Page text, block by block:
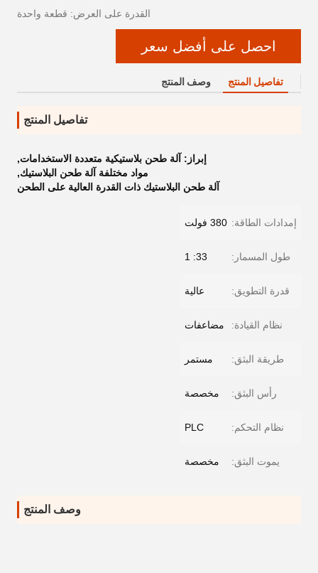
القدرة على العرض: قطعة واحدة
احصل على أفضل سعر
تفاصيل المنتج وصف المنتج
تفاصيل المنتج
إبراز: آلة طحن بلاستيكية متعددة الاستخدامات,
مواد مختلفة آلة طحن البلاستيك,
آلة طحن البلاستيك ذات القدرة العالية على الطحن
إمدادات الطاقة: 380 فولت
طول المسمار: 33: 1
قدرة التطويق: عالية
نظام القيادة: مضاعفات
طريقة البثق: مستمر
رأس البثق: مخصصة
نظام التحكم: PLC
يموت البثق: مخصصة
وصف المنتج